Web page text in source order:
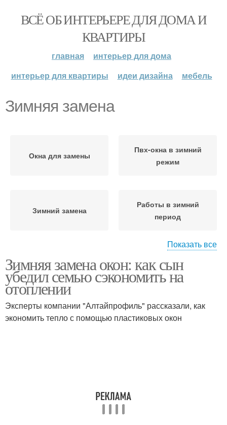
ВСЁ ОБ ИНТЕРЬЕРЕ ДЛЯ ДОМА И
КВАРТИРЫ
главная
интерьер для дома
интерьер для квартиры
идеи дизайна мебель
Зимняя замена
Окна для замены
Пвх-окна в зимний
режим
Зимний замена
Работы в зимний
период
период
Показать все
Зимняя замена окон: как сын
убедил семью сэкономить на
отоплении
Эксперты компании "Алтайпрофиль" рассказали, как
экономить тепло с помощью пластиковых окон